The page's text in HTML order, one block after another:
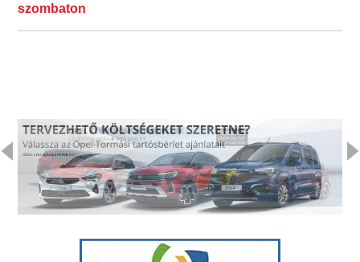
szombaton